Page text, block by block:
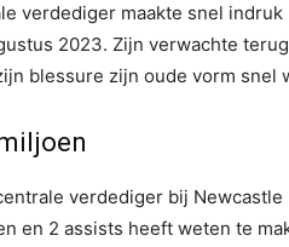
verdediger maakte snel
2023. Zijn verwachte
blessure zijn oude vorm snel
verdediger bij
en 2 assists heeft weten te